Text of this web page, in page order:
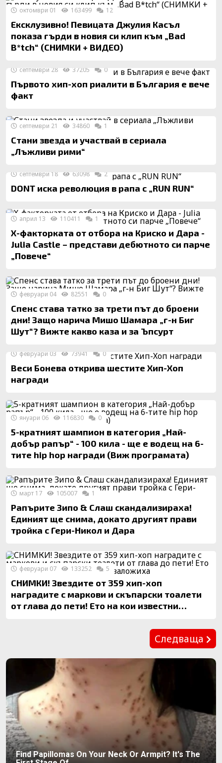
Ексклузивно! Певицата Джулия Касъл
показа гърди в новия си клип към „Bad
B*tch“ (СНИМКИ + ВИДЕО)
октомври 01 163499 12
Първото хип-хоп риалити в България е вече
факт
септември 28 37205 0
Стани звезда и участвай в сериала
„Лъжливи рими“
септември 21 34860 1
DONТ иска революция в рапа с „RUN RUN“
септември 18 63098 2
Х-факторката от отбора на Криско и Дара -
Julia Castle – представи дебютното си парче
„Повече“
април 13 110411 1
Спенс става татко за трети път до броени
дни! Защо нарича Мишо Шамара „г-н Биг
Шут“? Вижте какво каза и за Ъпсурт
февруари 04 82551 0
Веси Бонева открива шестите Хип-Хоп
награди
февруари 03 73941 0
5-кратният шампион в категория „Най-
добър рапър“ - 100 кила - ще е водещ на 6-
тите hip hop награди (Виж програмата)
януари 06 116830 0
Рапърите Зипо & Слаш скандализираха!
Единият ще снима, докато другият прави
тройка с Гери-Никол и Дара
март 17 105007 1
СНИМКИ! Звездите от 359 хип-хоп
наградите с маркови и скъпарски тоалети
от глава до пети! Ето на кои известни
февруари 07 133252 5
Следваща
Find Papillomas On Your Neck Or Armpit? It's The